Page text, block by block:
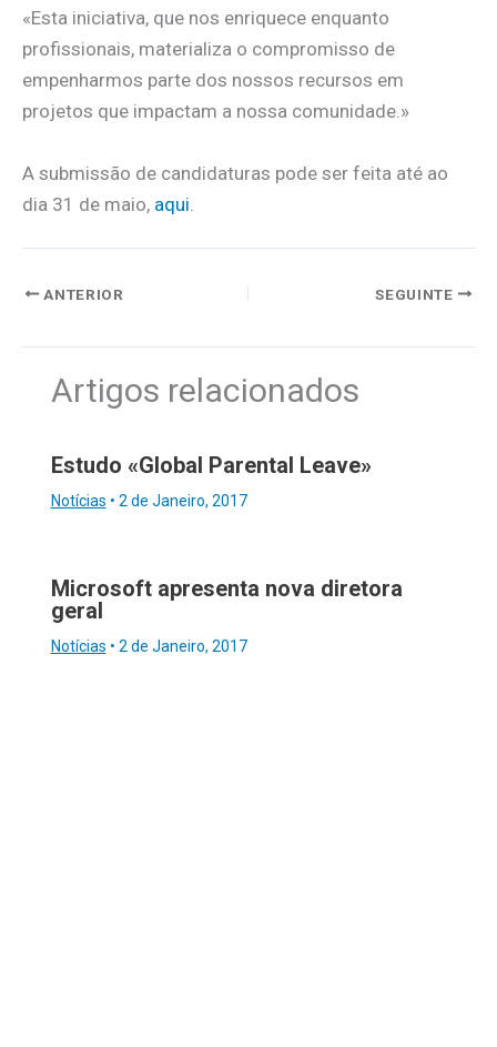
«Esta iniciativa, que nos enriquece enquanto
profissionais, materializa o compromisso de
empenharmos parte dos nossos recursos em
projetos que impactam a nossa comunidade.»
A submissão de candidaturas pode ser feita até ao
dia 31 de maio, aqui
ANTERIOR SEGUINTE
Artigos relacionados
Estudo «Global Parental Leave»
Notícias • 2 de Janeiro, 2017
Microsoft apresenta nova diretora
geral
Notícias • 2 de Janeiro, 2017